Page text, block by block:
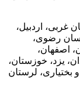
غربی، اردبیل،
رضوی،
اصفهان،
یزد، خوزستان،
بختیاری، لرستان